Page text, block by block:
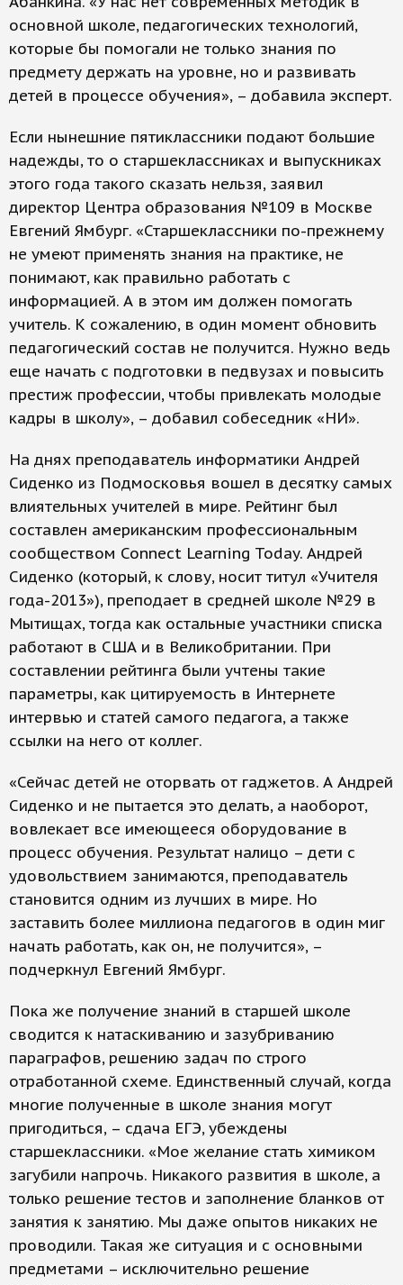
основной школе, педагогических технологий,
которые бы помогали не только знания по
предмету держать на уровне, но и развивать
детей в процессе обучения», – добавила эксперт.
Если нынешние пятиклассники подают большие
надежды, то о старшеклассниках и выпускниках
этого года такого сказать нельзя, заявил
директор Центра образования №109 в Москве
Евгений Ямбург. «Старшеклассники по-прежнему
не умеют применять знания на практике, не
понимают, как правильно работать с
информацией. А в этом им должен помогать
учитель. К сожалению, в один момент обновить
педагогический состав не получится. Нужно ведь
еще начать с подготовки в педвузах и повысить
престиж профессии, чтобы привлекать молодые
кадры в школу», – добавил собеседник «НИ».
На днях преподаватель информатики Андрей
Сиденко из Подмосковья вошел в десятку самых
влиятельных учителей в мире. Рейтинг был
составлен американским профессиональным
сообществом Connect Learning Today. Андрей
Сиденко (который, к слову, носит титул «Учителя
года-2013»), преподает в средней школе №29 в
Мытищах, тогда как остальные участники списка
работают в США и в Великобритании. При
составлении рейтинга были учтены такие
параметры, как цитируемость в Интернете
интервью и статей самого педагога, а также
ссылки на него от коллег.
«Сейчас детей не оторвать от гаджетов. А Андрей
Сиденко и не пытается это делать, а наоборот,
вовлекает все имеющееся оборудование в
процесс обучения. Результат налицо – дети с
удовольствием занимаются, преподаватель
становится одним из лучших в мире. Но
заставить более миллиона педагогов в один миг
начать работать, как он, не получится», –
подчеркнул Евгений Ямбург.
Пока же получение знаний в старшей школе
сводится к натаскиванию и зазубриванию
параграфов, решению задач по строго
отработанной схеме. Единственный случай, когда
многие полученные в школе знания могут
пригодиться, – сдача ЕГЭ, убеждены
старшеклассники. «Мое желание стать химиком
загубили напрочь. Никакого развития в школе, а
только решение тестов и заполнение бланков от
занятия к занятию. Мы даже опытов никаких не
проводили. Такая же ситуация и с основными
предметами – исключительно решение